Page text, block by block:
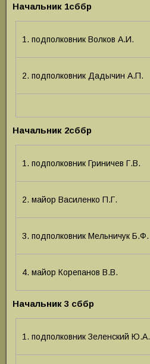
Начальник 1сббр
1. подполковник Волков А.И.
2. подполковник Дадычин А.П.
Начальник 2сббр
1. подполковник Гриничев Г.В.
2. майор Василенко П.Г.
3. подполковник Мельничук Б.Ф.
4. майор Корепанов В.В.
Начальник 3 сббр
1. подполковник Зеленский Ю.А.